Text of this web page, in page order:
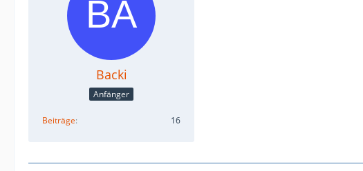
Backi
Anfänger
Beiträge 16